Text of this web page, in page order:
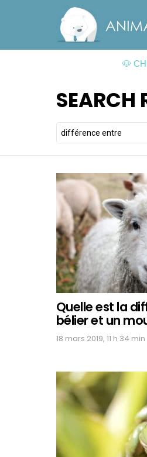
🐶
SEARCH
Search
for:
Quelle est la
bélier et un
18 mars 2019, 11 h 34 min